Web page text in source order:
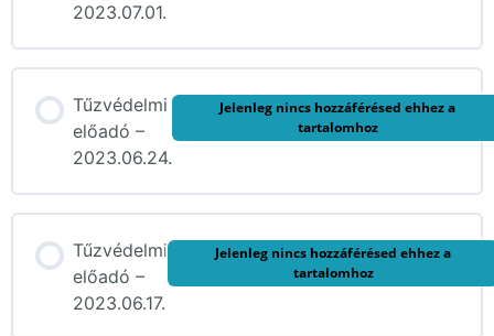
2023.07.01.
Tűzvédelmi
előadó –
2023.06.24.
Jelenleg nincs hozzáférésed ehhez a
tartalomhoz
Tűzvédelmi
előadó –
2023.06.17.
Jelenleg nincs hozzáférésed ehhez a
tartalomhoz